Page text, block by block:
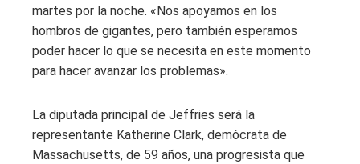
martes por la noche. «Nos apoyamos en los
hombros de gigantes, pero también esperamos
poder hacer lo que se necesita en este momento
para hacer avanzar los problemas».
La diputada principal de Jeffries será la
representante Katherine Clark, demócrata de
Massachusetts, de 59 años, una progresista que